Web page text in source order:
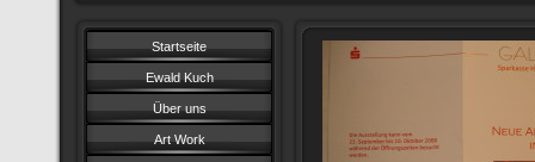
Startseite
Ewald Kuch
Über uns
Art Work